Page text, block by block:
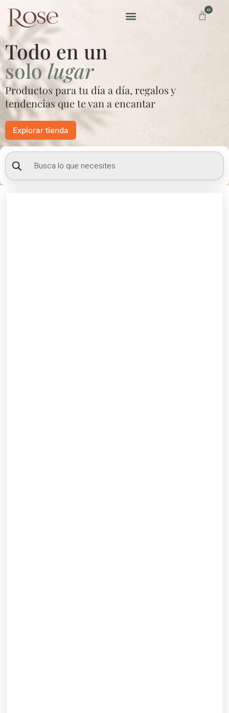
contenido
0
Carrito
Todo en un
sololugar
Productos para tu día a día, regalos y
tendencias que te van a encantar
Explorar tienda
Búsqueda
de
productos